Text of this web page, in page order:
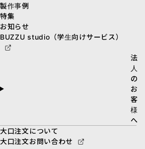
製作事例
特集
お知らせ
BUZZU studio（学生向けサービス）
法
人
の
お
客
様
へ
大口注文について
大口注文お問い合わせ